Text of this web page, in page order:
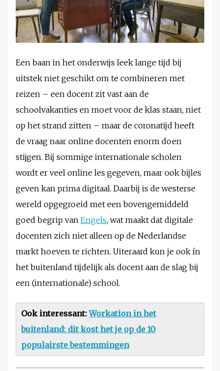
Een baan in het onderwijs leek lange tijd bij
uitstek niet geschikt om te combineren met
reizen – een docent zit vast aan de
schoolvakanties en moet voor de klas staan, niet
op het strand zitten – maar de coronatijd heeft
de vraag naar online docenten enorm doen
stijgen. Bij sommige internationale scholen
wordt er veel online les gegeven, maar ook bijles
geven kan prima digitaal. Daarbij is de westerse
wereld opgegroeid met een bovengemiddeld
goed begrip van Engels, wat maakt dat digitale
docenten zich niet alleen op de Nederlandse
markt hoeven te richten. Uiteraard kun je ook ín
het buitenland tijdelijk als docent aan de slag bij
een (internationale) school.
Ook interessant:Workation in het
buitenland: dit kost het je op de 10
populairste bestemmingen